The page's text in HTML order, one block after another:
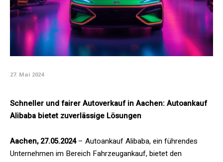
27. Mai 2024
Schneller und fairer Autoverkauf in Aachen: Autoankauf
Alibaba bietet zuverlässige Lösungen
Aachen, 27.05.2024– Autoankauf Alibaba, ein führendes
Unternehmen im Bereich Fahrzeugankauf, bietet den